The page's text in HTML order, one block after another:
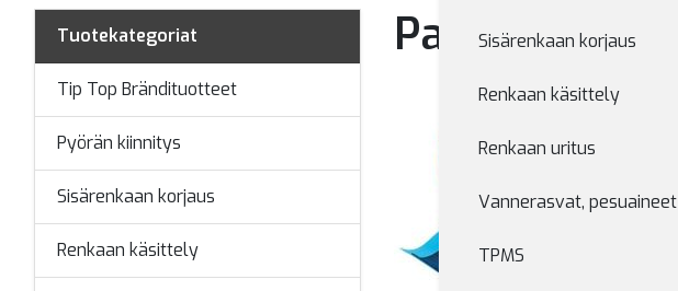
Tuotekategoriat
Tip Top Brändituotteet
Pyörän kiinnitys
Sisärenkaan korjaus
Renkaan käsittely
Paistokumit
Sisärenkaan korjaus
Renkaan käsittely
Renkaan uritus
Vannerasvat, pesuaineet
TPMS